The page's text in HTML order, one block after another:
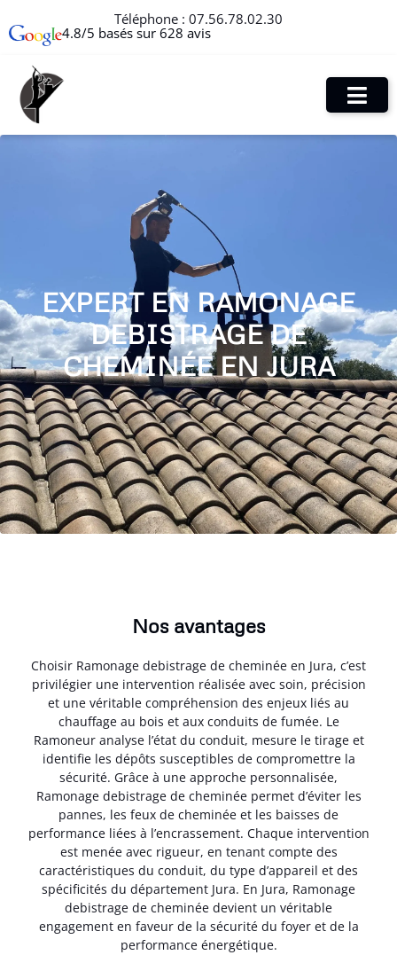
Téléphone : 07.56.78.02.30
4.8/5 basés sur 628 avis
EXPERT EN RAMONAGE
DEBISTRAGE DE
CHEMINÉE EN JURA
Nos avantages
Choisir Ramonage debistrage de cheminée en Jura, c’est
privilégier une intervention réalisée avec soin, précision
et une véritable compréhension des enjeux liés au
chauffage au bois et aux conduits de fumée. Le
Ramoneur analyse l’état du conduit, mesure le tirage et
identifie les dépôts susceptibles de compromettre la
sécurité. Grâce à une approche personnalisée,
Ramonage debistrage de cheminée permet d’éviter les
pannes, les feux de cheminée et les baisses de
performance liées à l’encrassement. Chaque intervention
est menée avec rigueur, en tenant compte des
caractéristiques du conduit, du type d’appareil et des
spécificités du département Jura. En Jura, Ramonage
debistrage de cheminée devient un véritable
engagement en faveur de la sécurité du foyer et de la
performance énergétique.